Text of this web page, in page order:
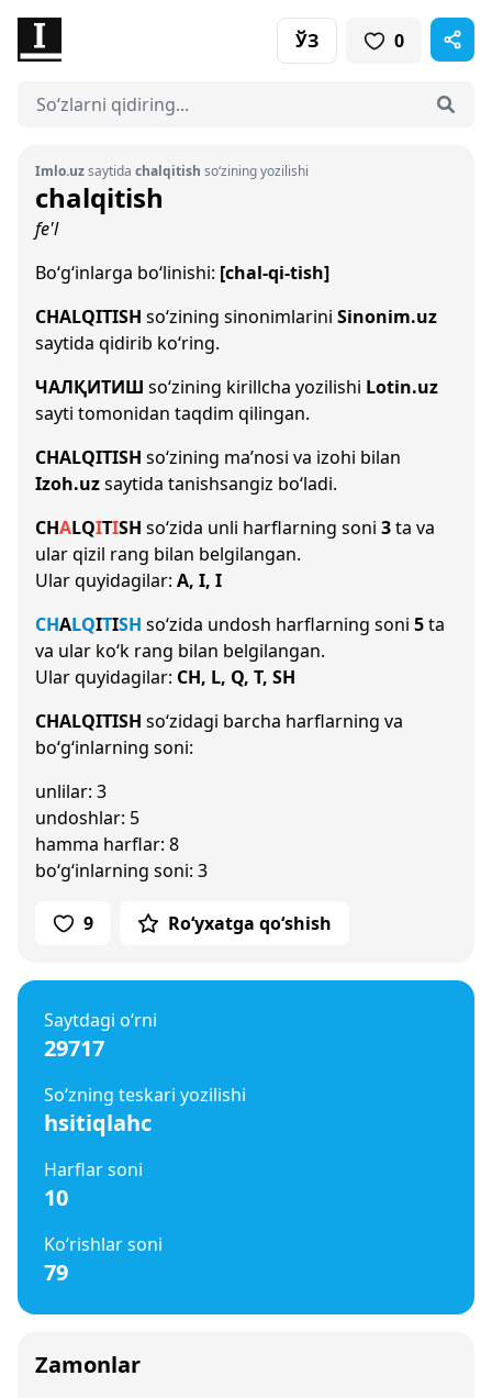
ЎЗ 0
Imlo.uzsaytida chalqitish so‘zining yozilishi
chalqitish
fe'l
Bo‘g‘inlarga bo‘linishi: [chal-qi-tish]
CHALQITISH so‘zining sinonimlarini Sinonim.uz
saytida qidirib ko‘ring.
ЧАЛҚИТИШ so‘zining kirillcha yozilishi Lotin.uz
sayti tomonidan taqdim qilingan.
CHALQITISH so‘zining ma’nosi va izohi bilan
Izoh.uzsaytida tanishsangiz bo‘ladi.
CHALQITISH so‘zida unli harflarning soni 3ta va
ular qizil rang bilan belgilangan.
Ular quyidagilar: A, I, I
CHALQITISH so‘zida undosh harflarning soni 5ta
va ular ko‘k rang bilan belgilangan.
Ular quyidagilar: CH, L, Q, T, SH
CHALQITISH so‘zidagi barcha harflarning va
bo‘g‘inlarning soni:
unlilar: 3
undoshlar: 5
hamma harflar: 8
bo‘g‘inlarning soni: 3
9 Ro‘yxatga qo‘shish
Saytdagi o‘rni
29717
So‘zning teskari yozilishi
hsitiqlahc
Harflar soni
10
Ko‘rishlar soni
79
Zamonlar